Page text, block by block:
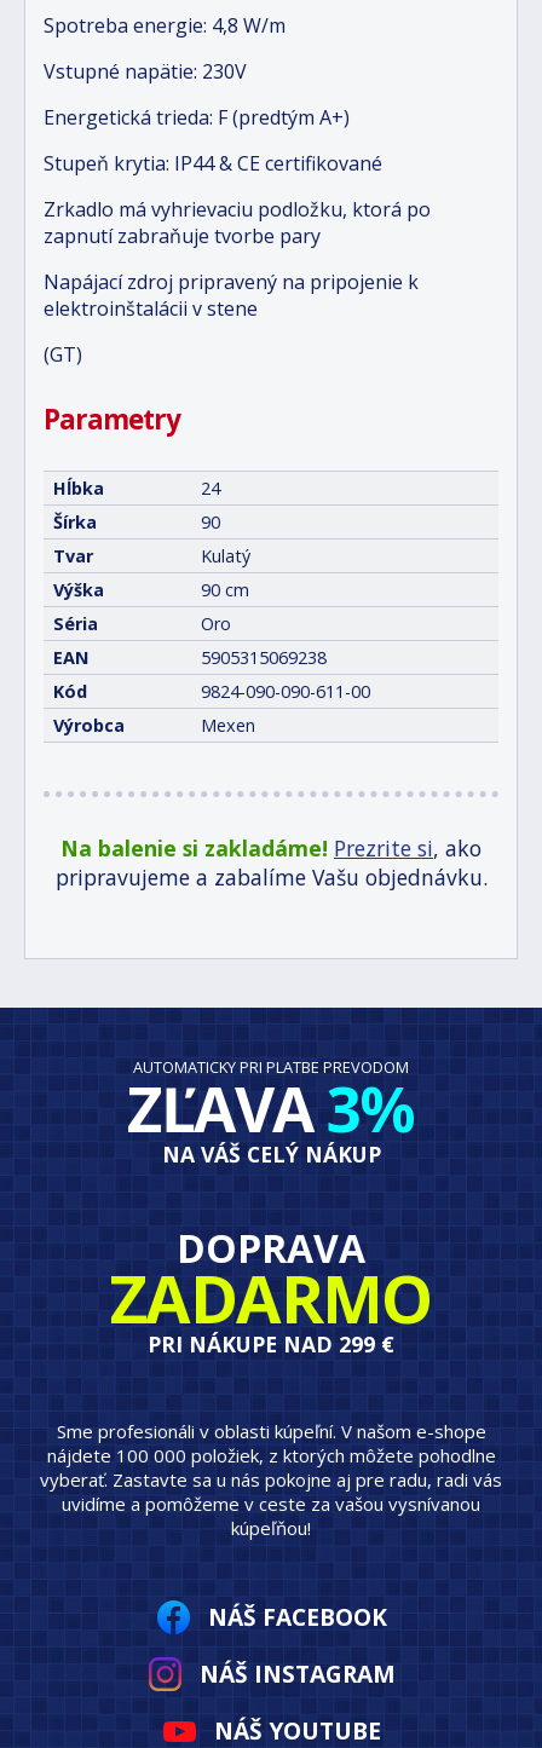
Spotreba energie: 4,8 W/m
Vstupné napätie: 230V
Energetická trieda: F (predtým A+)
Stupeň krytia: IP44 & CE certifikované
Zrkadlo má vyhrievaciu podložku, ktorá po
zapnutí zabraňuje tvorbe pary
Napájací zdroj pripravený na pripojenie k
elektroinštalácii v stene
(GT)
Parametry
Hĺbka
24
Šírka
90
Tvar
Kulatý
Výška
90 cm
Séria
Oro
EAN
5905315069238
Kód
9824-090-090-611-00
Výrobca
Mexen
Na balenie si zakladáme! Prezrite si, ako
pripravujeme a zabalíme Vašu objednávku.
AUTOMATICKY PRI PLATBE PREVODOM
ZĽAVA3%
NA VÁŠ CELÝ NÁKUP
DOPRAVA
ZADARMO
PRI NÁKUPE NAD 299 €
Sme profesionáli v oblasti kúpeľní. V našom e-shope
nájdete 100 000 položiek, z ktorých môžete pohodlne
vyberať. Zastavte sa u nás pokojne aj pre radu, radi vás
uvidíme a pomôžeme v ceste za vašou vysnívanou
kúpeľňou!
NÁŠ FACEBOOK
NÁŠ INSTAGRAM
NÁŠ YOUTUBE